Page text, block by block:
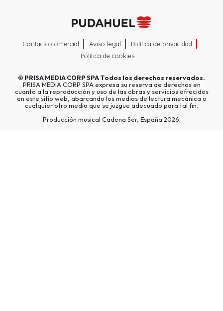
Contacto comercial Aviso legal
Política de privacidad
Política de cookies
© PRISA MEDIA CORP SPATodos los derechos reservados.
PRISA MEDIA CORP SPA expresa su reserva de derechos en
cuanto a la reproducción y uso de las obras y servicios ofrecidos
en este sitio web, abarcando los medios de lectura mecánica o
cualquier otro medio que se juzgue adecuado para tal fin.
Producción musical Cadena Ser, España 2026.